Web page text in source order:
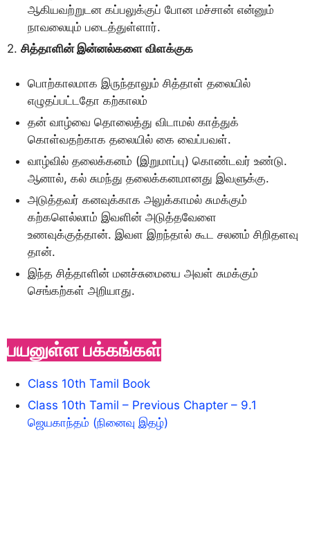
ஆகியவற்றுடன கப்பலுக்குப் போன மச்சான் என்னும்
நாவலையும் படைத்துள்ளார்.
2. சித்தாளின் இன்னல்களை விளக்குக
பொற்காலமாக இருந்தாலும் சித்தாள் தலையில்
எழுதப்பட்டதோ கற்காலம்
தன் வாழ்வை தொலைத்து விடாமல் காத்துக்
கொள்வதற்காக தலையில் கை வைப்பவள்.
வாழ்வில் தலைக்கனம் (இறுமாப்பு) கொண்டவர் உண்டு.
ஆனால், கல் சுமந்து தலைக்கனமானது இவளுக்கு.
அடுத்தவர் கனவுக்காக அலுக்காமல் சுமக்கும்
கற்களெல்லாம் இவளின் அடுத்தவேளை
உணவுக்குத்தான். இவள இறந்தால் கூட சலனம் சிறிதளவு
தான்.
இந்த சித்தாளின் மனச்சுமையை அவள் சுமக்கும்
செங்கற்கள் அறியாது.
பயனுள்ள பக்கங்கள்
Class 10th Tamil Book
Class 10th Tamil – Previous Chapter – 9.1
ஜெயகாந்தம் (நினைவு இதழ்)